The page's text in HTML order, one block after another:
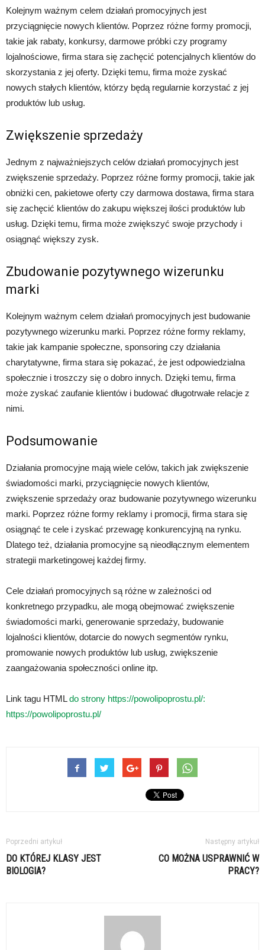
Kolejnym ważnym celem działań promocyjnych jest
przyciągnięcie nowych klientów. Poprzez różne formy promocji,
takie jak rabaty, konkursy, darmowe próbki czy programy
lojalnościowe, firma stara się zachęcić potencjalnych klientów do
skorzystania z jej oferty. Dzięki temu, firma może zyskać
nowych stałych klientów, którzy będą regularnie korzystać z jej
produktów lub usług.
Zwiększenie sprzedaży
Jednym z najważniejszych celów działań promocyjnych jest
zwiększenie sprzedaży. Poprzez różne formy promocji, takie jak
obniżki cen, pakietowe oferty czy darmowa dostawa, firma stara
się zachęcić klientów do zakupu większej ilości produktów lub
usług. Dzięki temu, firma może zwiększyć swoje przychody i
osiągnąć większy zysk.
Zbudowanie pozytywnego wizerunku
marki
Kolejnym ważnym celem działań promocyjnych jest budowanie
pozytywnego wizerunku marki. Poprzez różne formy reklamy,
takie jak kampanie społeczne, sponsoring czy działania
charytatywne, firma stara się pokazać, że jest odpowiedzialna
społecznie i troszczy się o dobro innych. Dzięki temu, firma
może zyskać zaufanie klientów i budować długotrwałe relacje z
nimi.
Podsumowanie
Działania promocyjne mają wiele celów, takich jak zwiększenie
świadomości marki, przyciągnięcie nowych klientów,
zwiększenie sprzedaży oraz budowanie pozytywnego wizerunku
marki. Poprzez różne formy reklamy i promocji, firma stara się
osiągnąć te cele i zyskać przewagę konkurencyjną na rynku.
Dlatego też, działania promocyjne są nieodłącznym elementem
strategii marketingowej każdej firmy.
Cele działań promocyjnych są różne w zależności od
konkretnego przypadku, ale mogą obejmować zwiększenie
świadomości marki, generowanie sprzedaży, budowanie
lojalności klientów, dotarcie do nowych segmentów rynku,
promowanie nowych produktów lub usług, zwiększenie
zaangażowania społeczności online itp.
Link tagu HTMLdo strony https://powolipoprostu.pl/:
https://powolipoprostu.pl/
Poprzedni artykuł
DO KTÓREJ KLASY JEST
BIOLOGIA?
Następny artykuł
CO MOŻNA USPRAWNIĆ W
PRACY?